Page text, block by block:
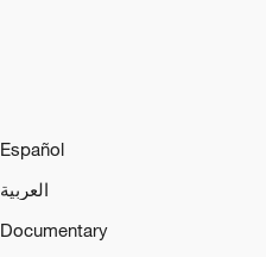
Español
العربية
Documentary